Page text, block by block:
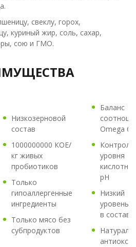
свеклу, горох,
куриный жир, соль, сахар,
сою и ГМО.
Низкозерновой
состав
1000000000 КОЕ/
кг живых
пробиотиков
Только
гипоаллергенные
ингредиенты
Только мясо без
субпродуктов
Баланс
Omega 6-
Контроль
уровня
рН
Низкий
уровень
в составе